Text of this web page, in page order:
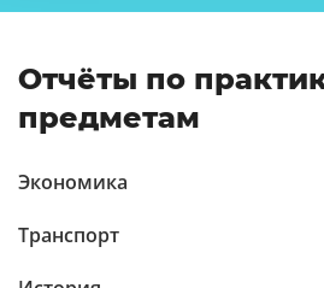
Отчёты по
предметам
Экономика
Транспорт